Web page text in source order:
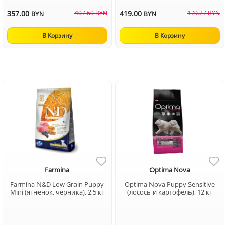
357.00 BYN 407.60 BYN
В Корзину
419.00 BYN 479.27 BYN
В Корзину
Farmina
Farmina N&D Low Grain Puppy
Mini (ягненок, черника), 2,5 кг
Optima Nova
Optima Nova Puppy Sensitive
(лосось и картофель), 12 кг